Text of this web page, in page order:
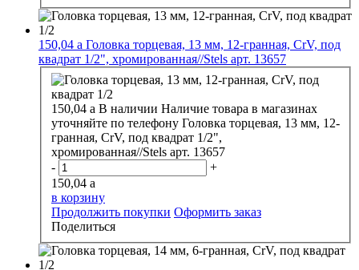
150,04 a Головка торцевая, 13 мм, 12-гранная, CrV, под
квадрат 1/2", хромированная//Stels арт. 13657
150,04 a В наличии Наличие товара в магазинах
уточняйте по телефону Головка торцевая, 13 мм, 12-
гранная, CrV, под квадрат 1/2",
хромированная//Stels арт. 13657
-
+
150,04 a
в корзину
Продолжить покупки Оформить заказ
Поделиться